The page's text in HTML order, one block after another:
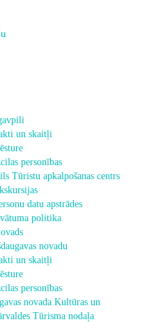
un skaitļi
personības
Tūristu apkalpošanas centrs
datu apstrādes
politika
novadu
un skaitļi
personības
novada Kultūras un
Tūrisma nodaļa